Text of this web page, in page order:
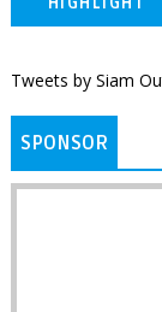
Tweets by Siam
SPONSOR